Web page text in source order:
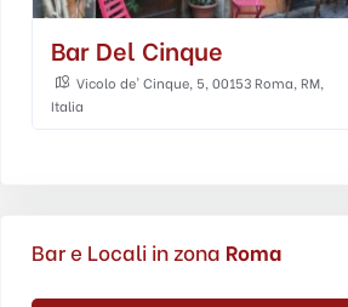
Bar Del Cinque
Vicolo de' Cinque, 5, 00153 Roma, RM,
Italia
Bar e Locali in zona Roma